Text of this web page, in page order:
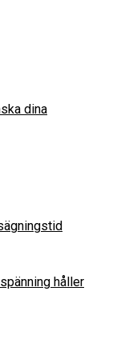
dina
håller